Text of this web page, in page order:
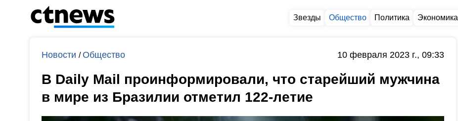
Звезды Общество Политика Экономика
Новости /Общество 10 февраля 2023 г., 09:33
В Daily Mail проинформировали, что старейший мужчина
в мире из Бразилии отметил 122-летие